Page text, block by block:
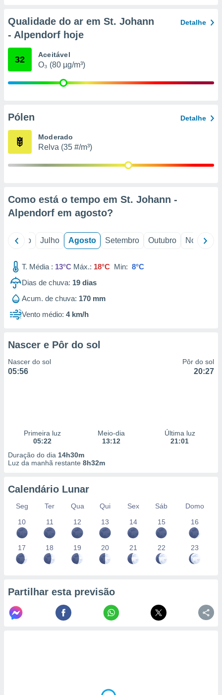
de
1199
Qualidade do ar em St. Johann
- Alpendorf hoje
Detalhe
32 Aceitável
O₃ (80 µg/m³)
Pólen Detalhe
Moderado
Relva (35 #/m³)
Como está o tempo em St. Johann -
Alpendorf em agosto?
Junho Julho Agosto Setembro Outubro Novembro
T. Média : 13°C Máx.: 18°C Min: 8°C
Dias de chuva: 19 dias
Acum. de chuva: 170 mm
Vento médio: 4 km/h
Nascer e Pôr do sol
Nascer do sol
05:56
Pôr do sol
20:27
Primeira luz
05:22
Meio-dia
13:12
Última luz
21:01
Duração do dia 14h30m
Luz da manhã restante 8h32m
Calendário Lunar
Seg Ter Qua Qui Sex Sáb
Domo
10
11 12 13 14 15 16
17 18 19 20 21 22 23
Partilhar esta previsão